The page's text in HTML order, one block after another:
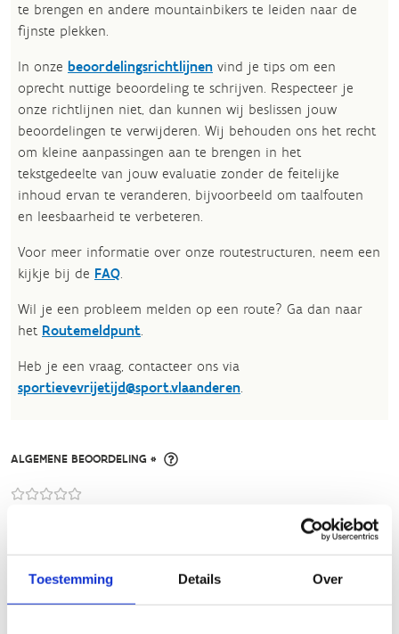
Toestemming Details Over
te brengen en andere mountainbikers te leiden naar de
fijnste plekken.
In onze beoordelingsrichtlijnen vind je tips om een
oprecht nuttige beoordeling te schrijven. Respecteer je
onze richtlijnen niet, dan kunnen wij beslissen jouw
beoordelingen te verwijderen. Wij behouden ons het recht
om kleine aanpassingen aan te brengen in het
tekstgedeelte van jouw evaluatie zonder de feitelijke
inhoud ervan te veranderen, bijvoorbeeld om taalfouten
en leesbaarheid te verbeteren.​
Voor meer informatie over onze routestructuren, neem een
kijkje bij de FAQ.
Wil je een probleem melden op een route? Ga dan naar
het Routemeldpunt.
Heb je een vraag, contacteer ons via
sportievevrijetijd@sport.vlaanderen.​
ALGEMENE BEOORDELING *